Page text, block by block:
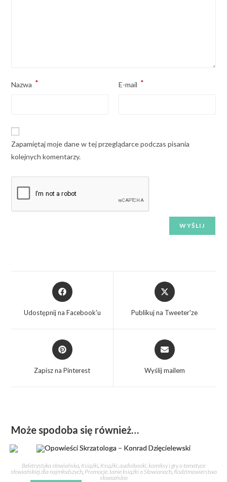
Nazwa * E-mail *
Zapamiętaj moje dane w tej przeglądarce podczas pisania
kolejnych komentarzy.
Udostępnij na Facebook'u Publikuj na Tweeter'ze
Zapisz na Pinterest Wyślij mailem
Może spodoba się również…
Beletrystyka słowiańska, Książki, Książki, audiobooki, komiksy i gry o tematyce
słowiańskiej dla najmłodszych, Promocje, tanie książki o Słowianach, Rodzimowierstwo
słowiańskie